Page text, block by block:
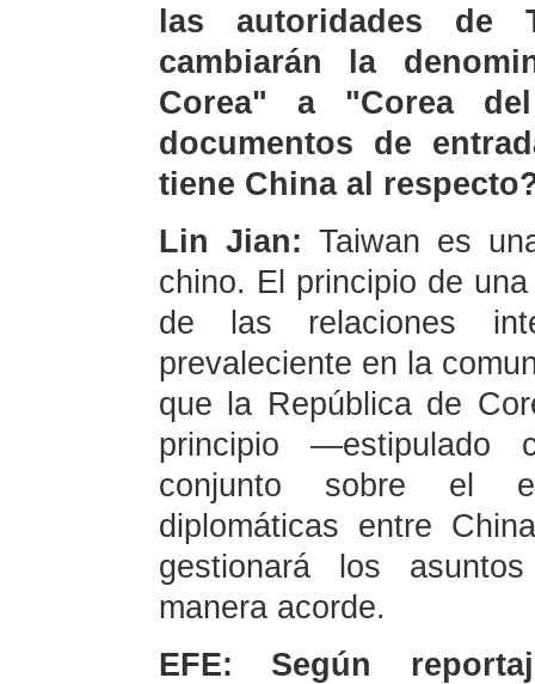
las autoridades de
cambiarán la
Corea" a "Corea
documentos de
tiene China al
Lin Jian: Taiwan es
chino. El principio de
de las relaciones
prevaleciente en la
que la República de
principio —estipulado
conjunto sobre el
diplomáticas entre
gestionará los
manera acorde.
EFE: Según